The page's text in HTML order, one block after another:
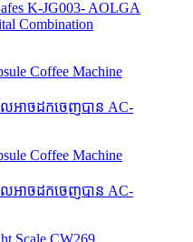
Combination
លអាចដកចេញបាន AC-
លអាចដកចេញបាន AC-